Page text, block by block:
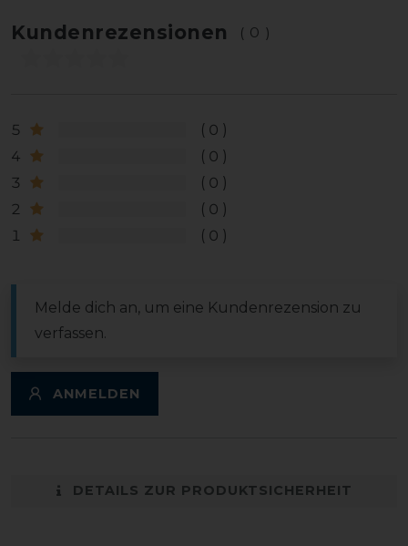
Kundenrezensionen (0)
5
0
4
0
3
0
2
0
1
0
Melde dich an, um eine Kundenrezension zu
verfassen.
ANMELDEN
DETAILS ZUR PRODUKTSICHERHEIT